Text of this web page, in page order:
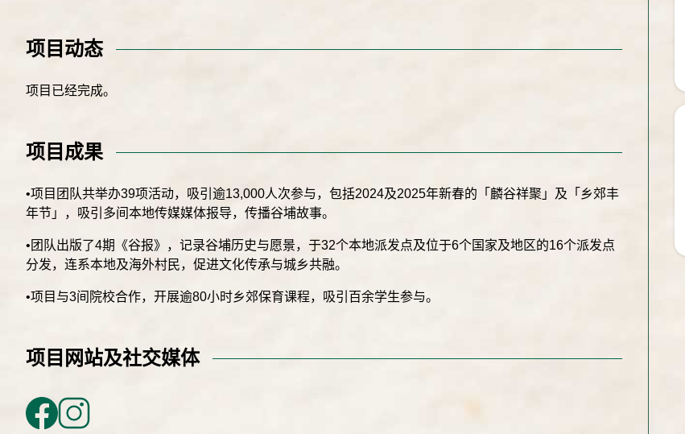
项目动态
项目已经完成。
项目成果
•项目团队共举办39项活动，吸引逾13,000人次参与，包括2024及2025年新春的「麟谷祥聚」及「乡郊丰
年节」，吸引多间本地传媒媒体报导，传播谷埔故事。
•团队出版了4期《谷报》，记录谷埔历史与愿景，于32个本地派发点及位于6个国家及地区的16个派发点
分发，连系本地及海外村民，促进文化传承与城乡共融。
•项目与3间院校合作，开展逾80小时乡郊保育课程，吸引百余学生参与。
项目网站及社交媒体